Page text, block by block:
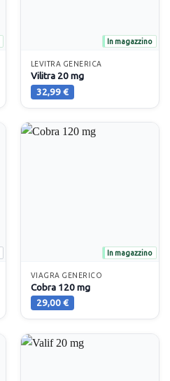
In magazzino
LEVITRA GENERICA
Vilitra 20 mg
32,99€
In magazzino
VIAGRA GENERICO
Cobra 120 mg
29,00€